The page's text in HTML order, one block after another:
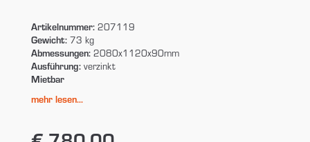
Artikelnummer:207119
Gewicht:73 kg
Abmessungen:2080x1120x90mm
Ausführung:verzinkt
Mietbar
mehr lesen...